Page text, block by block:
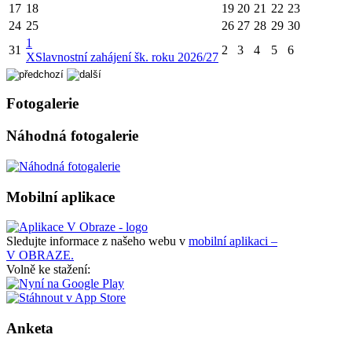
17 18 19 20 21 22 23
24 25 26 27 28 29 30
31
1
XSlavnostní zahájení šk. roku 2026/27
2 3 4 5 6
Fotogalerie
Náhodná fotogalerie
Mobilní aplikace
Sledujte informace z našeho webu v mobilní aplikaci –
V OBRAZE.
Volně ke stažení:
Anketa